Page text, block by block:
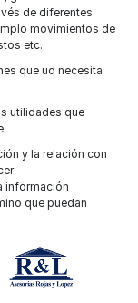
de diferentes
movimientos de
etc.
que ud necesita
utilidades que
y la relación con
información
que puedan